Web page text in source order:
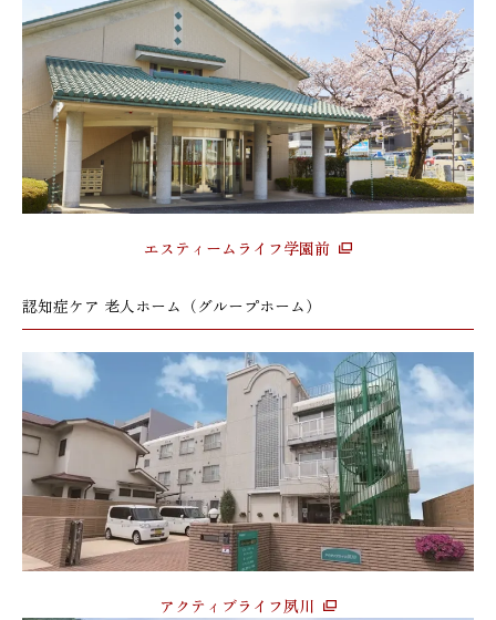
エスティームライフ学園前
認知症ケア 老人ホーム（グループホーム）
アクティブライフ夙川